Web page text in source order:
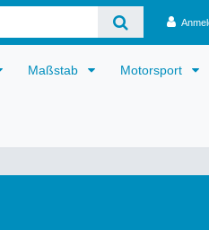
Maßstab Motorsport